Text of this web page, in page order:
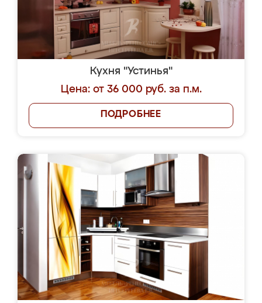
Кухня "Устинья"
Цена: от 36 000 руб. за п.м.
ПОДРОБНЕЕ